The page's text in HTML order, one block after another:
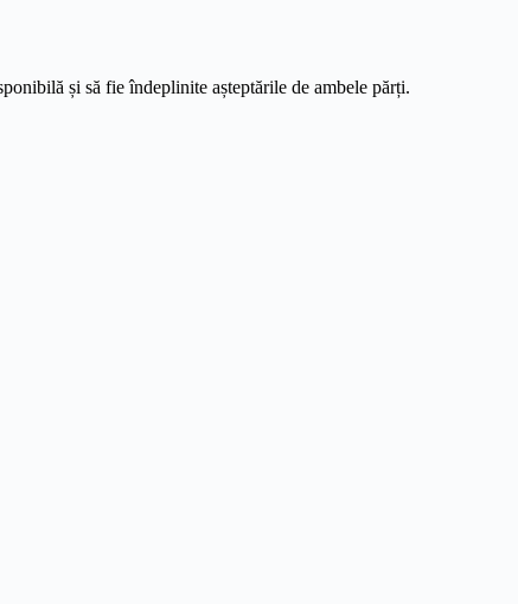
și să fie îndeplinite așteptările de ambele părți.